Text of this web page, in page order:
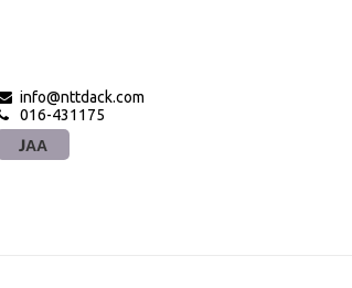
info@nttdack.com
016-431175
JAA